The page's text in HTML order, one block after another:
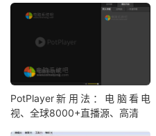
PotPlayer新用法：电脑看电
视、全球8000+直播源、高清